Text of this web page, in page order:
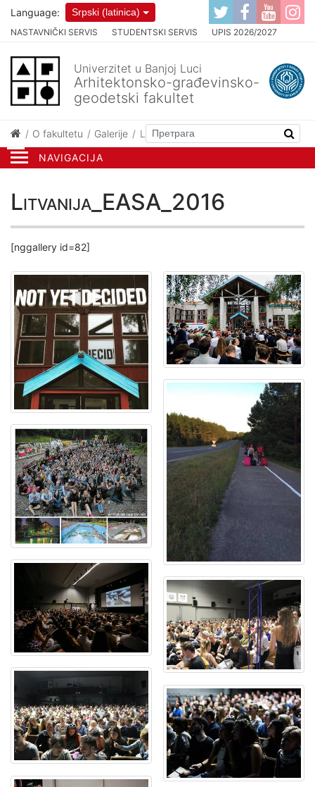
NAVIGACIJA
NASTAVNIČKI SERVIS STUDENTSKI SERVIS UPIS 2026/2027
Language: Srpski (latinica)
Univerzitet u Banjoj Luci
Arhitektonsko-građevinsko-
geodetski fakultet
O fakultetu Galerije Litvanija_EASA_2016
Litvanija_EASA_2016
[nggallery id=82]